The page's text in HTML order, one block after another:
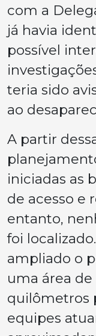
com a
já havia
possível
teria sido
ao
A partir
iniciadas as
de acesso e
entanto,
foi
ampliado o
uma área
quilômetros
equipes